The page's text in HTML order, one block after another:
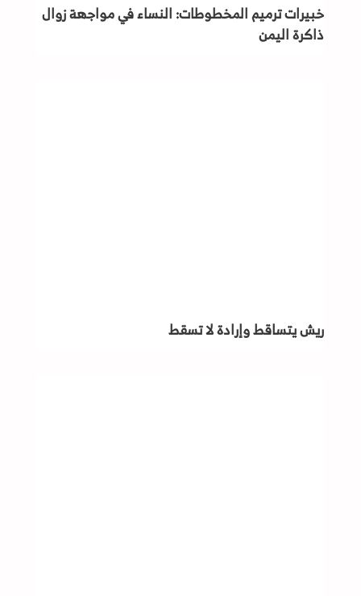
خبيرات ترميم المخطوطات: النساء في مواجهة زوال
ذاكرة اليمن
ريش يتساقط وإرادة لا تسقط